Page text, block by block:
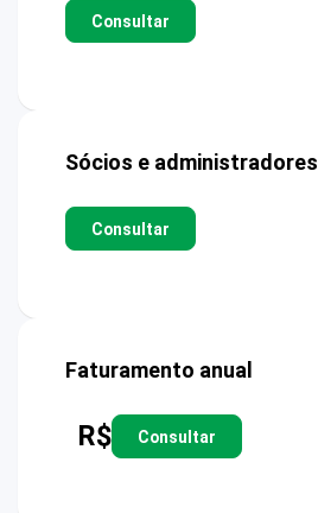
Consultar
Sócios e
Consultar
Faturamento anual
R$ Consultar